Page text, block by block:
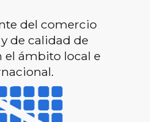
del comercio
de calidad de
el ámbito local e